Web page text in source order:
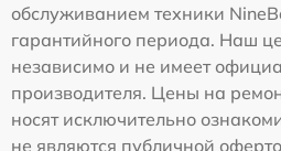
обслуживанием техники
гарантийного периода. Наш
независимо и не имеет
производителя. Цены на
носят исключительно
не являются публичной